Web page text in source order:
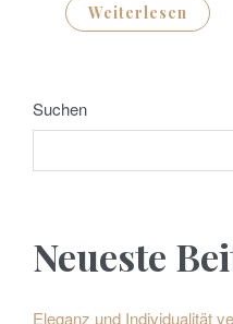
Weiterlesen
Suchen
Neueste
Eleganz und Individualität